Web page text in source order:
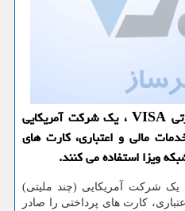
مسیرساز: ویزا كارت یا به عبارتی VISA ، یك شركت آمریكایی
مالی و اعتباری، كارت های
ویزا استفاده می كنند.
شرکت آمریکایی (چند ملیتی)
کارت های پرداختی را صادر